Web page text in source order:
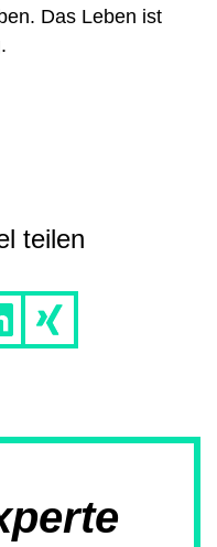
Das Leben ist
teilen